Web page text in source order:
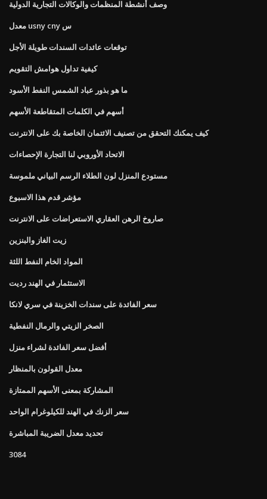
وصف أنشطة المنظمات والوكالات التجارية الدولية
معدل usny cny س
توقعات عائدات السندات طويلة الأجل
كيفية تداول هوامش التقويم
ما هو بذور عباد الشمس النفط الأسود
أسهم في الكلمات المتقاطعة الأسهم
كيف يمكنك التحقق من تصنيف الائتمان الخاصة بك على الانترنت
الاتحاد الأوروبي لنا التجارة الإحصاءات
مستودع المنزل لون الطلاء الرسم البياني ملموسة
مؤشر قدم هذا الاسبوع
صاروخ الرهن العقاري الاستعراضات على الانترنت
زيت الغاز والبنزين
المواد الخام النفط اللثة
الاستثمار في الهند رديت
سعر الفائدة على سندات الخزينة في سري لانكا
الصخر الزيتي والرمال النفطية
أفضل سعر الفائدة لشراء منزل
معدل القولون بالمنظار
المشاركة بمعنى الأسهم الممتازة
سعر الزنك في الهند للكيلوغرام الواحد
تحديد معدل الضريبة المباشرة
3084